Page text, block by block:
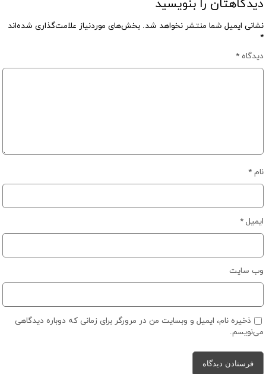
دیدگاهتان را بنویسید
نشانی ایمیل شما منتشر نخواهد شد. بخش‌های موردنیاز علامت‌گذاری شده‌اند
*
دیدگاه*
نام*
ایمیل*
وب‌ سایت
ذخیره نام، ایمیل و وبسایت من در مرورگر برای زمانی که دوباره دیدگاهی
می‌نویسم.